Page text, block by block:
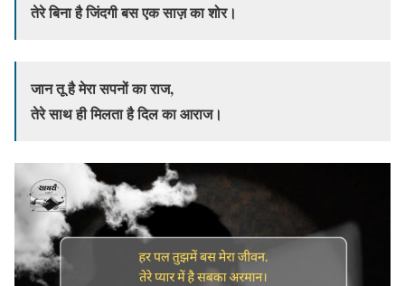
तेरे बिना है जिंदगी बस एक साज़ का शोर।
जान तू है मेरा सपनों का राज,
तेरे साथ ही मिलता है दिल का आराज।